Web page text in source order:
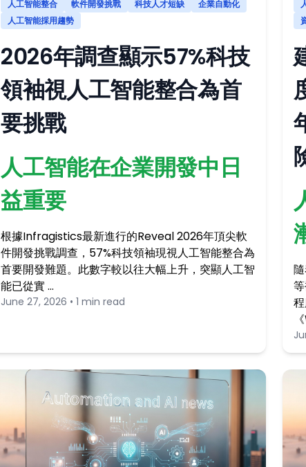
人工智能整合 軟件開發挑戰 科技人才短缺
企業自動化
人工智能採用趨勢
2026年調查顯示57%科技
領袖視人工智能整合為首
要挑戰
人工智能在企業開發中日
益重要
根據Infragistics最新進行的Reveal 2026年頂尖軟
件開發挑戰調查，57%科技領袖現視人工智能整合為
首要開發難題。此數字較以往大幅上升，突顯人工智
能已從實 …
June 27, 2026 • 1 min read